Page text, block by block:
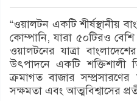
“ওয়ালটন একটি শীর্ষস্থানীয়
কোম্পানি, যারা ৫০টিরও বেশি
ওয়ালটনের যাত্রা
উৎপাদনে একটি শক্তিশালী
ক্রমাগত বাজার
সক্ষমতা এবং আত্মবিশ্বাসের